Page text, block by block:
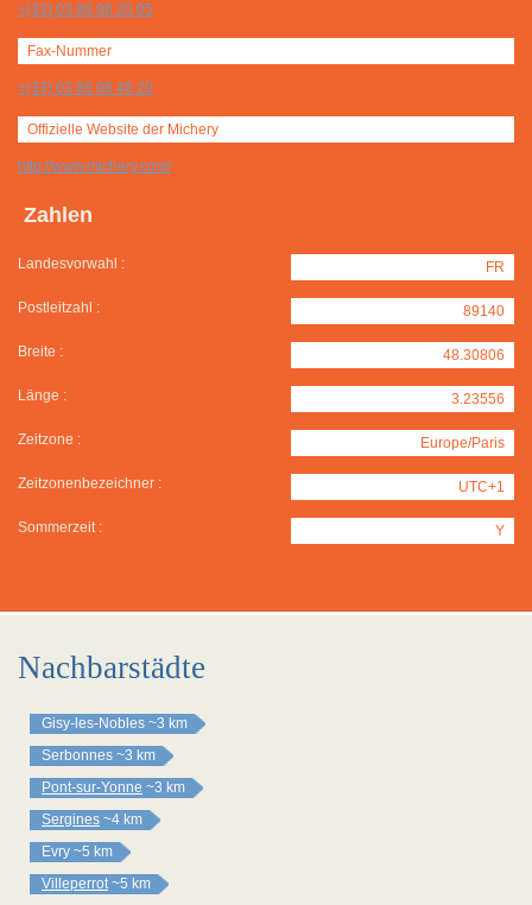
+(33) 03 86 96 35 05
Fax-Nummer
+(33) 03 86 96 48 20
Offizielle Website der Michery
http://www.michery.com/
Zahlen
Landesvorwahl : FR
Postleitzahl : 89140
Breite : 48.30806
Länge : 3.23556
Zeitzone : Europe/Paris
Zeitzonenbezeichner : UTC+1
Sommerzeit : Y
Nachbarstädte
Gisy-les-Nobles ~3 km
Serbonnes ~3 km
Pont-sur-Yonne ~3 km
Sergines ~4 km
Evry ~5 km
Villeperrot ~5 km